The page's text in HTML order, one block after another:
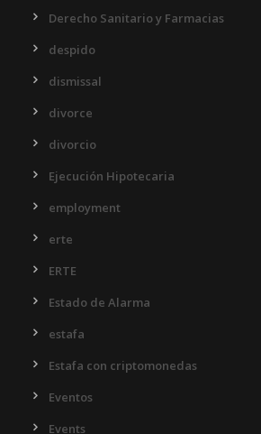
Derecho Sanitario y Farmacias
despido
dismissal
divorce
divorcio
Ejecución Hipotecaria
employment
erte
ERTE
Estado de Alarma
estafa
Estafa con criptomonedas
Eventos
Events